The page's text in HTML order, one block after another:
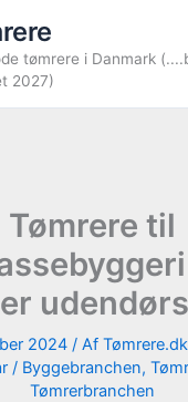
tømrere i Danmark
2027)
Tømrere til
2024 / Af Tømrere.dk
/ Byggebranchen,
Tømrerbranchen